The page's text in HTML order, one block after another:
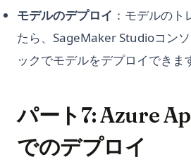
モデルのデプロイ ：モデルの
たら、SageMaker Studioコン
ックでモデルをデプロイできま
パート7: Azure
でのデプロイ